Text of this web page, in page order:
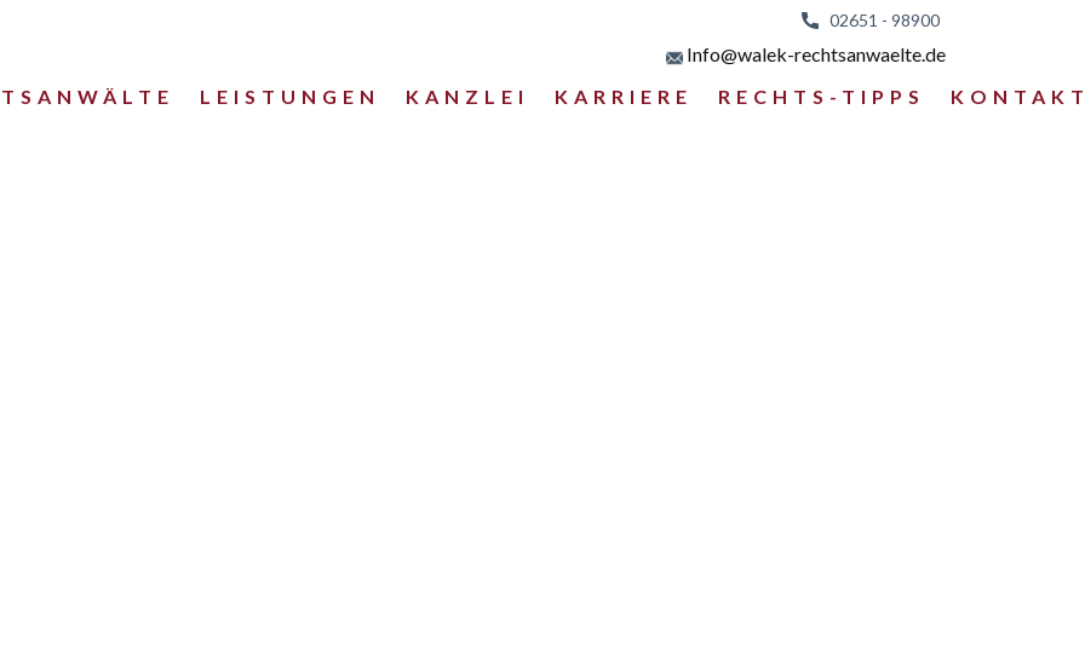
02651 - 98900
LEISTUNGEN KANZLEI KARRIERE RECHTS-TIPPS
Info@walek-rechtsanwaelte.de